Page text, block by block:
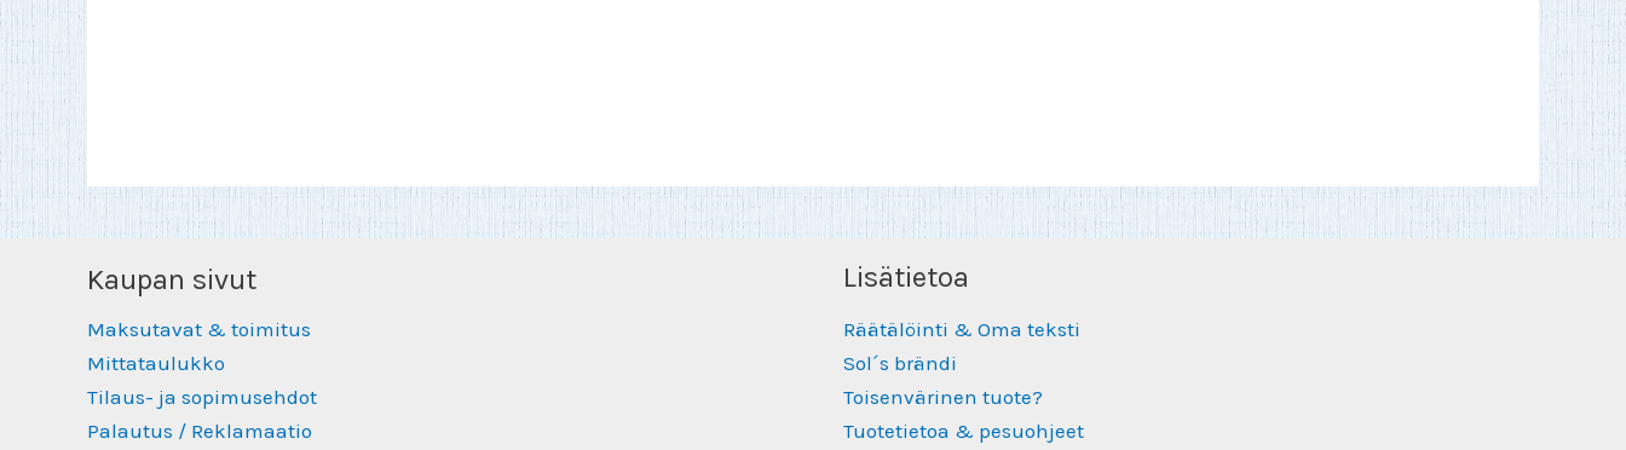
Kaupan sivut
Maksutavat & toimitus
Mittataulukko
Tilaus- ja sopimusehdot
Palautus / Reklamaatio
Lisätietoa
Räätälöinti & Oma teksti
Sol´s brändi
Toisenvärinen tuote?
Tuotetietoa & pesuohjeet